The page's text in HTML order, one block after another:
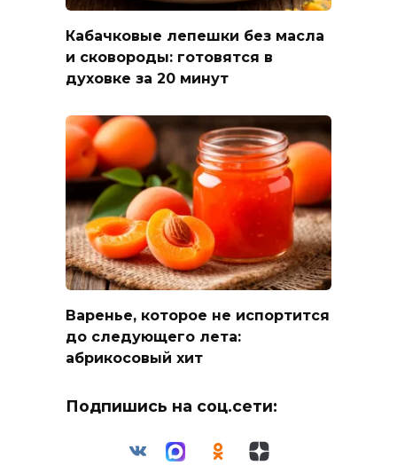
Кабачковые лепешки без масла
и сковороды: готовятся в
духовке за 20 минут
Варенье, которое не испортится
до следующего лета:
абрикосовый хит
Подпишись на соц.сети: